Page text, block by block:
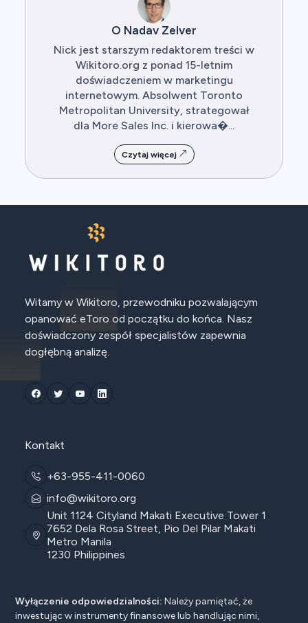
O Nadav Zelver
Nick jest starszym redaktorem treści w
Wikitoro.org z ponad 15-letnim
doświadczeniem w marketingu
internetowym. Absolwent Toronto
Metropolitan University, strategował
dla More Sales Inc. i kierowa�...
Czytaj więcej
Witamy w Wikitoro, przewodniku pozwalającym
opanować eToro od początku do końca. Nasz
doświadczony zespół specjalistów zapewnia
dogłębną analizę.
Kontakt
+63-955-411-0060
info@wikitoro.org
Unit 1124 Cityland Makati Executive Tower 1
7652 Dela Rosa Street, Pio Del Pilar Makati
Metro Manila
1230 Philippines
Wyłączenie odpowiedzialności: Należy pamiętać, że
inwestując w instrumenty finansowe lub handlując nimi,